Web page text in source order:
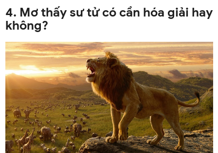
4. Mơ thấy sư tử có cần hóa giải hay
không?